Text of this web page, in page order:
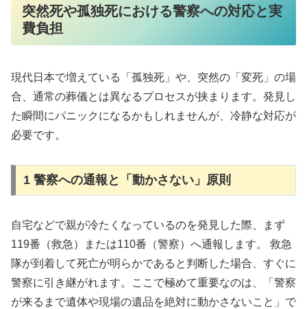
突然死や孤独死における警察への対応と実
費負担
現代日本で増えている「孤独死」や、突然の「変死」の場
合、通常の葬儀とは異なるプロセスが挟まります。発見し
た瞬間にパニックになるかもしれませんが、冷静な対応が
必要です。
1 警察への通報と「動かさない」原則
自宅などで親が冷たくなっているのを発見した際、まず
119番（救急）または110番（警察）へ通報します。 救急
隊が到着して死亡が明らかであると判断した場合、すぐに
警察に引き継がれます。ここで極めて重要なのは、「警察
が来るまで遺体や現場の遺品を絶対に動かさないこと」で